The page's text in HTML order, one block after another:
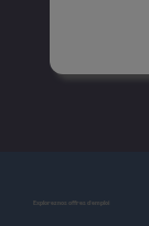
Explorez nos offres d'emploi